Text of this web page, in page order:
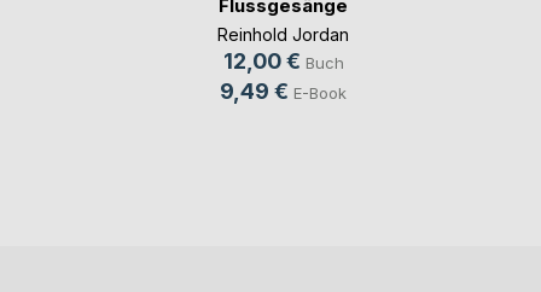
Flussgesänge
Reinhold Jordan
12,00 € Buch
9,49 € E-Book